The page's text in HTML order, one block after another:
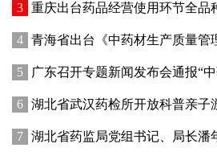
重庆出台药品经营使用环节全品种
青海省出台《中药材生产质量管理规范工作细则
广东召开专题新闻发布会通报“中药
湖北省武汉药检所开放科普亲子游 12
湖北省药监局党组书记、局长潘年松赴华中分中心专题调研全面从严治党